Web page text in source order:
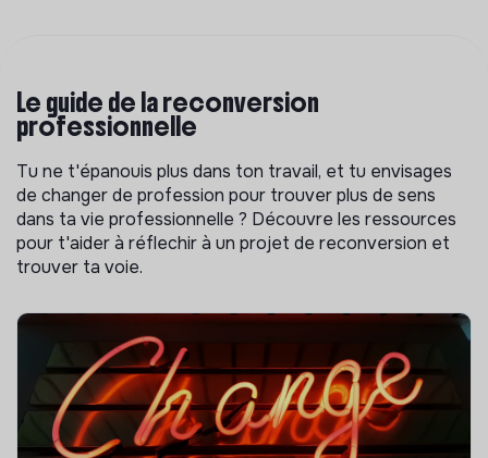
Le guide de la reconversion
professionnelle
Tu ne t'épanouis plus dans ton travail, et tu envisages
de changer de profession pour trouver plus de sens
dans ta vie professionnelle ? Découvre les ressources
pour t'aider à réflechir à un projet de reconversion et
trouver ta voie.